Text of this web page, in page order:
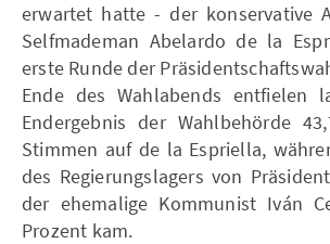
erwartet hatte - der konservative
Selfmademan Abelardo de la
erste Runde der
Ende des Wahlabends entfielen
Endergebnis der Wahlbehörde
Stimmen auf de la Espriella,
des Regierungslagers von
der ehemalige Kommunist Iván
Prozent kam.